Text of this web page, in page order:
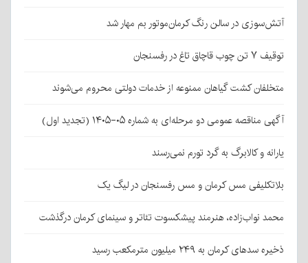
آتش‌سوزی در سالن رنگ کرمان‌موتور بم مهار شد
توقیف ۷ تن چوب قاچاق تاغ در رفسنجان
متخلفان کشت گیاهان ممنوعه از خدمات دولتی محروم می‌شوند
آگهی مناقصه عمومی دو مرحله‌ای به شماره ۰۵-۱۴۰۵ (تجدید اول)
یارانه و کالابرگ به گرد تورم نمی‌رسند
بلاتکلیفی مس کرمان و مس رفسنجان در لیگ یک
محمد نواب‌زاده، هنرمند پیشکسوت تئاتر و سینمای کرمان درگذشت
ذخیره سدهای کرمان به ۲۴۹ میلیون مترمکعب رسید